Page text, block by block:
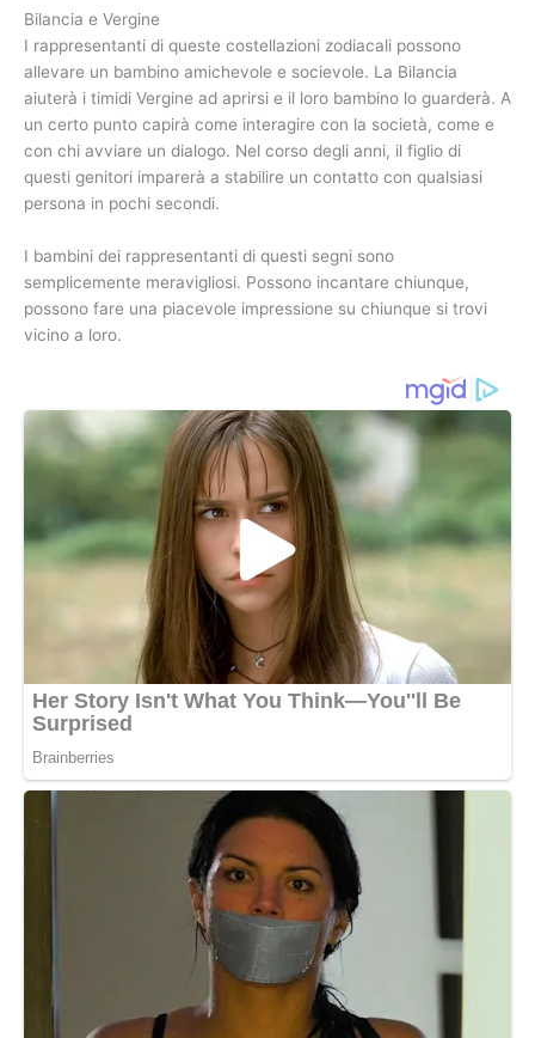
Bilancia e Vergine
I rappresentanti di queste costellazioni zodiacali possono
allevare un bambino amichevole e socievole. La Bilancia
aiuterà i timidi Vergine ad aprirsi e il loro bambino lo guarderà. A
un certo punto capirà come interagire con la società, come e
con chi avviare un dialogo. Nel corso degli anni, il figlio di
questi genitori imparerà a stabilire un contatto con qualsiasi
persona in pochi secondi.
I bambini dei rappresentanti di questi segni sono
semplicemente meravigliosi. Possono incantare chiunque,
possono fare una piacevole impressione su chiunque si trovi
vicino a loro.